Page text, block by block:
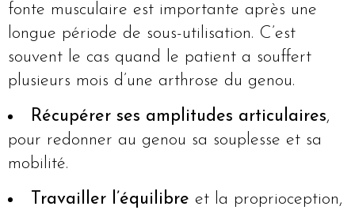
fonte musculaire est importante après une
longue période de sous-utilisation. C’est
souvent le cas quand le patient a souffert
plusieurs mois d’une arthrose du genou.
Récupérer ses amplitudes articulaires,
pour redonner au genou sa souplesse et sa
mobilité.
Travailler l’équilibre et la proprioception,